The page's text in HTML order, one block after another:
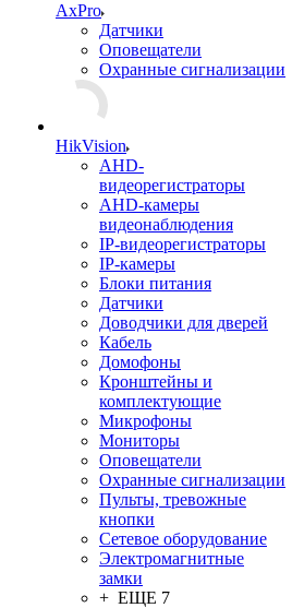
AxPro
Датчики
Оповещатели
Охранные сигнализации
HikVision
AHD-
видеорегистраторы
AHD-камеры
видеонаблюдения
IP-видеорегистраторы
IP-камеры
Блоки питания
Датчики
Доводчики для дверей
Кабель
Домофоны
Кронштейны и
комплектующие
Микрофоны
Мониторы
Оповещатели
Охранные сигнализации
Пульты, тревожные
кнопки
Сетевое оборудование
Электромагнитные
замки
+ ЕЩЕ 7